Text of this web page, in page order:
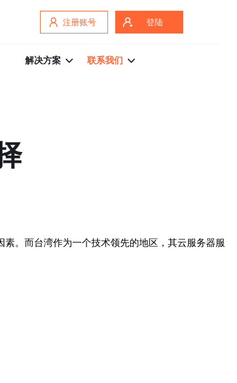
注册账号 登陆
解决方案 联系我们
。而台湾作为一个技术领先的地区，其云服务器服